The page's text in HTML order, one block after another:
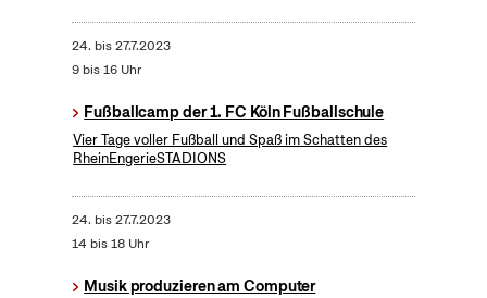
24. bis27.7.2023
9 bis 16 Uhr
Fußballcamp der 1. FC Köln Fußballschule
Vier Tage voller Fußball und Spaß im Schatten des
RheinEngerieSTADIONS
24. bis27.7.2023
14 bis 18 Uhr
Musik produzieren am Computer